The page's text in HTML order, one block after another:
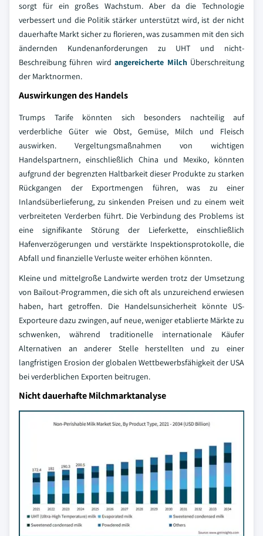
sorgt für ein großes Wachstum. Aber da die Technologie
verbessert und die Politik stärker unterstützt wird, ist der nicht
dauerhafte Markt sicher zu florieren, was zusammen mit den sich
ändernden Kundenanforderungen zu UHT und nicht-
Beschreibung führen wirdangereicherte Milch Überschreitung
der Marktnormen.
Auswirkungen des Handels
Trumps Tarife könnten sich besonders nachteilig auf
verderbliche Güter wie Obst, Gemüse, Milch und Fleisch
auswirken. Vergeltungsmaßnahmen von wichtigen
Handelspartnern, einschließlich China und Mexiko, könnten
aufgrund der begrenzten Haltbarkeit dieser Produkte zu starken
Rückgangen der Exportmengen führen, was zu einer
Inlandsüberlieferung, zu sinkenden Preisen und zu einem weit
verbreiteten Verderben führt. Die Verbindung des Problems ist
eine signifikante Störung der Lieferkette, einschließlich
Hafenverzögerungen und verstärkte Inspektionsprotokolle, die
Abfall und finanzielle Verluste weiter erhöhen könnten.
Kleine und mittelgroße Landwirte werden trotz der Umsetzung
von Bailout-Programmen, die sich oft als unzureichend erwiesen
haben, hart getroffen. Die Handelsunsicherheit könnte US-
Exporteure dazu zwingen, auf neue, weniger etablierte Märkte zu
schwenken, während traditionelle internationale Käufer
Alternativen an anderer Stelle herstellten und zu einer
langfristigen Erosion der globalen Wettbewerbsfähigkeit der USA
bei verderblichen Exporten beitrugen.
Nicht dauerhafte Milchmarktanalyse